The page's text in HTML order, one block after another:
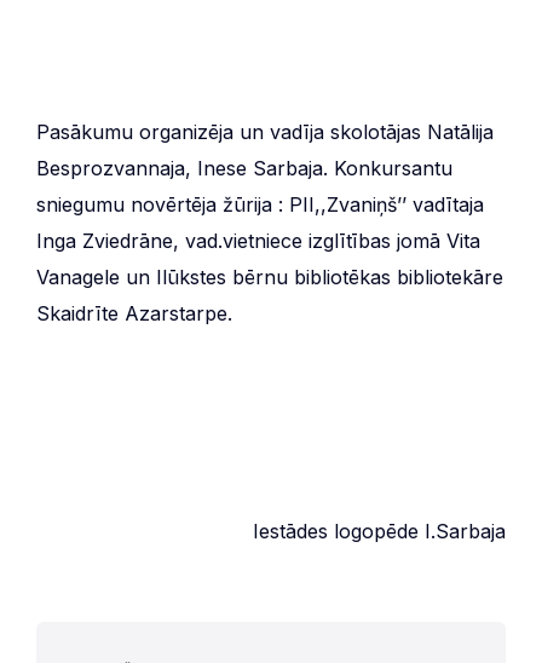
Pasākumu organizēja un vadīja skolotājas Natālija
Besprozvannaja, Inese Sarbaja. Konkursantu
sniegumu novērtēja žūrija : PII,,Zvaniņš’’ vadītaja
Inga Zviedrāne, vad.vietniece izglītības jomā Vita
Vanagele un Ilūkstes bērnu bibliotēkas bibliotekāre
Skaidrīte Azarstarpe.
Iestādes logopēde I.Sarbaja